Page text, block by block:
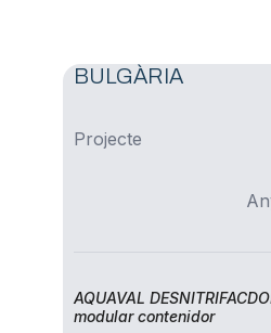
BULGÀRIA
Projecte
AQUAVAL
modular contenidor